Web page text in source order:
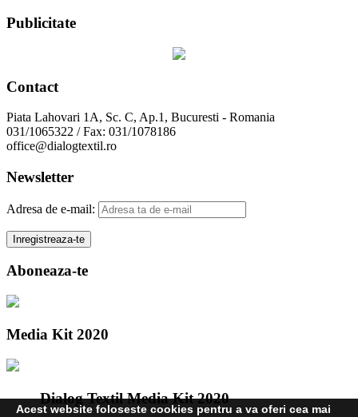
Publicitate
Contact
Piata Lahovari 1A, Sc. C, Ap.1, Bucuresti - Romania
031/1065322 / Fax: 031/1078186
office@dialogtextil.ro
Newsletter
Adresa de e-mail:
Aboneaza-te
Media Kit 2020
Dialog Textil Media Kit 2020
Acest website foloseste cookies pentru a va oferi cea mai